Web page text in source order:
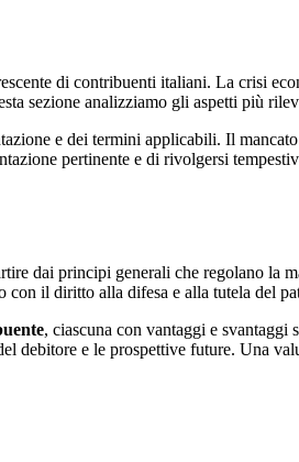
di contribuenti italiani. La crisi
sezione analizziamo gli aspetti più
e dei termini applicabili. Il
pertinente e di rivolgersi
dai principi generali che regolano la
con il diritto alla difesa e alla tutela del
, ciascuna con vantaggi e svantaggi
debitore e le prospettive future. Una